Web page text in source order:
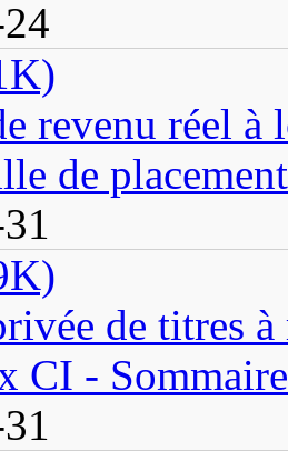
revenu réel à
de placement
de titres
CI -